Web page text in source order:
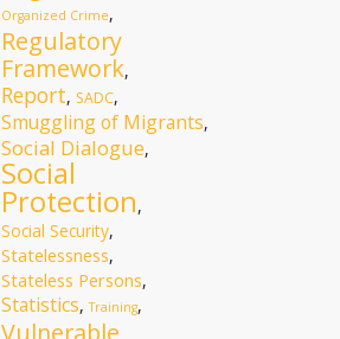
Organized Crime,
Regulatory
Framework,
Report, SADC,
Smuggling of Migrants,
Social Dialogue,
Social
Protection,
Social Security,
Statelessness,
Stateless Persons,
Statistics,Training,
Vulnerable